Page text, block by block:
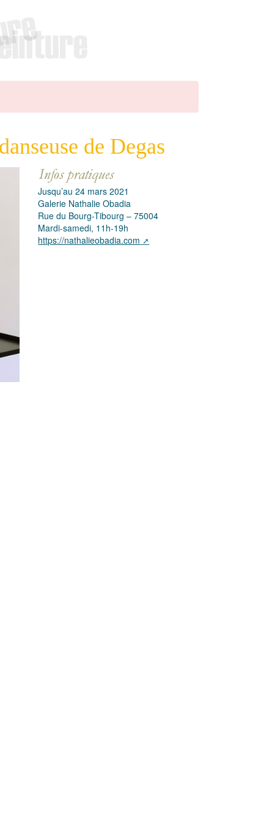
de Degas
Jusqu’au 24 mars 2021
Galerie Nathalie Obadia
Rue du Bourg-Tibourg – 75004
Mardi-samedi, 11h-19h
https://nathalieobadia.com